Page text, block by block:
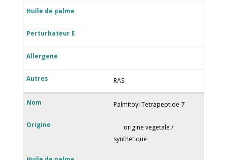
RAS
Palmitoyl Tetrapeptide-7
origine vegetale /
synthetique